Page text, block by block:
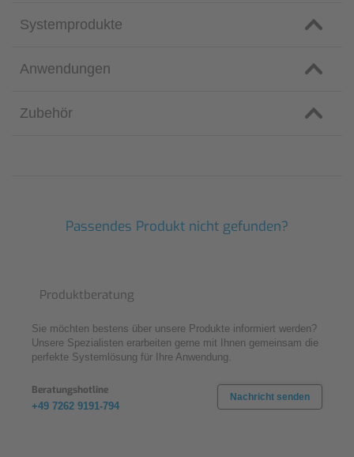
Systemprodukte
Anwendungen
Zubehör
Passendes Produkt nicht gefunden?
Produktberatung
Sie möchten bestens über unsere Produkte informiert werden?
Unsere Spezialisten erarbeiten gerne mit Ihnen gemeinsam die
perfekte Systemlösung für Ihre Anwendung.
Beratungshotline
+49 7262 9191-794
Nachricht senden